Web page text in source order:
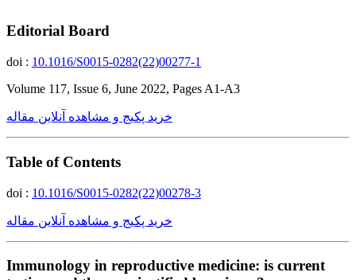
Editorial Board
doi : 10.1016/S0015-0282(22)00277-1
Volume 117, Issue 6, June 2022, Pages A1-A3
خرید پکیج و مشاهده آنلاین مقاله
Table of Contents
doi : 10.1016/S0015-0282(22)00278-3
خرید پکیج و مشاهده آنلاین مقاله
Immunology in reproductive medicine: is current